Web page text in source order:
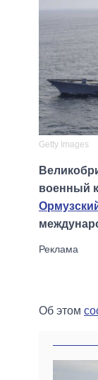
Getty Images
военный
Об этом